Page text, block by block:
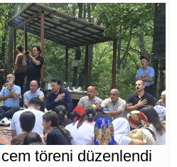
töreni düzenlendi